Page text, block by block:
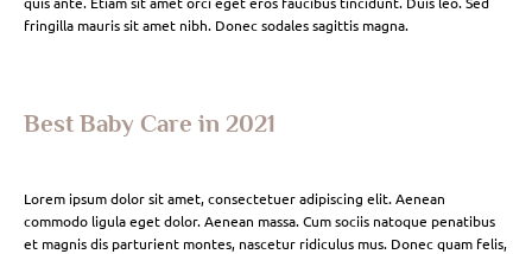
fringilla mauris sit amet nibh. Donec sodales sagittis magna.
Best Baby Care in 2021
Lorem ipsum dolor sit amet, consectetuer adipiscing elit. Aenean
commodo ligula eget dolor. Aenean massa. Cum sociis natoque penatibus
et magnis dis parturient montes, nascetur ridiculus mus. Donec quam felis,